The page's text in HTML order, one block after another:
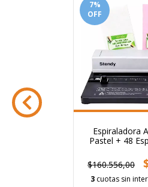
7%
OFF
Espiraladora
Pastel + 48
$160.556,00
3 cuotas sin